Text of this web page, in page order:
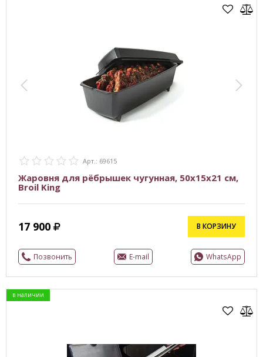
Арт.: 69615
Жаровня для рёбрышек чугунная, 50х15х21 см,
Broil King
17 900 В КОРЗИНУ
Позвонить E-mail WhatsApp
в наличии